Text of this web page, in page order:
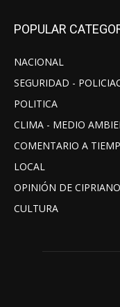
POPULAR
NACIONAL
SEGURIDAD -
POLITICA
CLIMA - MEDIO
COMENTARIO A
LOCAL
OPINIÓN DE
CULTURA